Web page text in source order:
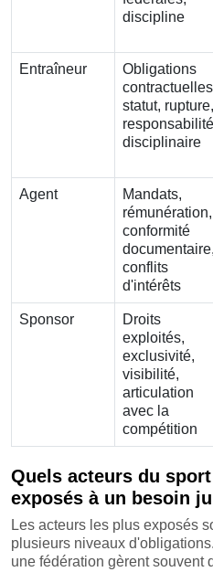
discipline
Entraîneur
Obligations
statut, rupture,
responsabilité
disciplinaire
Agent
Mandats,
rémunération,
conformité
documentaire,
conflits
d'intérêts
Sponsor
Droits
exploités,
exclusivité,
visibilité,
articulation
avec la
compétition
Quels acteurs du
exposés à un besoin
Les acteurs les plus exposés
plusieurs niveaux
une fédération gèrent souvent